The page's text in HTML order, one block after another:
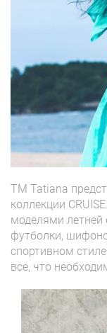
TM Tatiana
коллекции
моделями
футболки,
спортивном
все, что